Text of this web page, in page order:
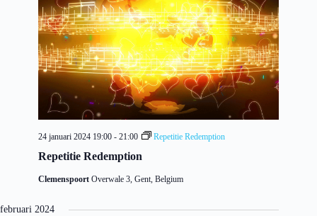
Repetitie Redemption
24 januari 2024 19:00 - 21:00 Repetitie Redemption
Clemenspoort Overwale 3, Gent, Belgium
februari 2024